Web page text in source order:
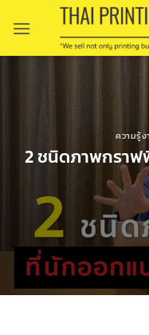
ความรู้
2 ชนิดภาพกรา